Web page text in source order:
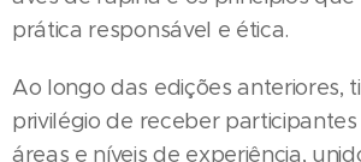
prática responsável e ética.
Ao longo das edições anteriores,
privilégio de receber
áreas e níveis de experiência,